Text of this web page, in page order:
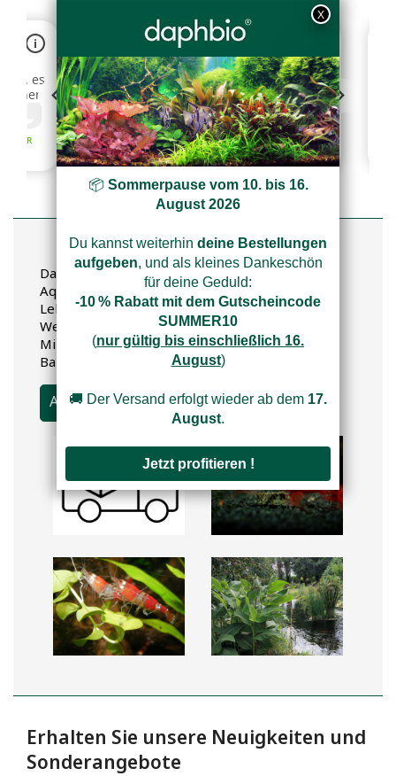
Articles récents
Daphbio unterstützt Sie bei der Pflege Ihres
Aquariums während seiner gesamten
Lebensdauer. Daphbio kultiviert auf biologische
Weise Mikroalgen, Mikroorganismen,
Mikrokrustentiere und pro- und präbiotische
Bakterien für die Aquaristik und Aquakultur.
Alle Artikel sehen
Erhalten Sie unsere Neuigkeiten und
Sonderangebote